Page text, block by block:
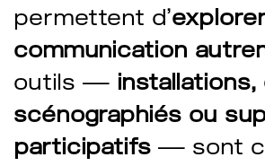
permettent d’
communication
outils —
scénographiés ou
participatifs — sont